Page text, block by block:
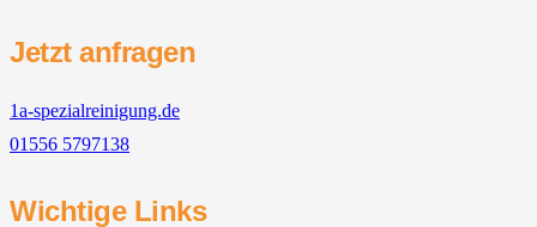
Jetzt anfragen
1a-spezialreinigung.de
01556 5797138
Wichtige Links